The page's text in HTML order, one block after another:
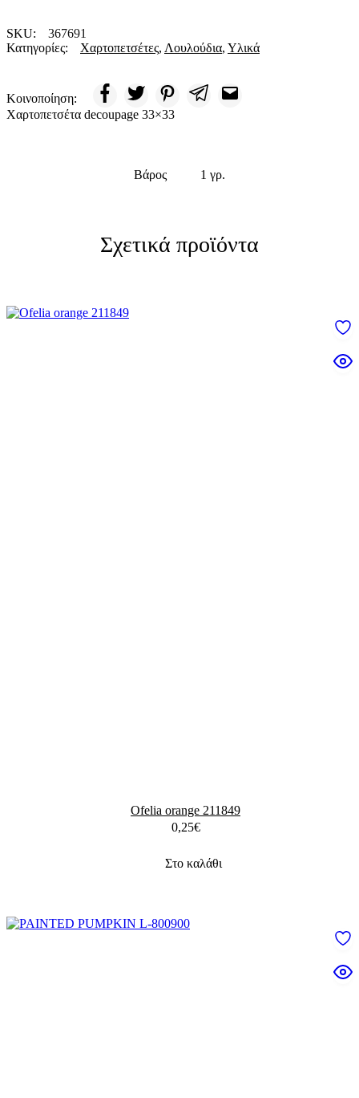
SKU:
367691
Κατηγορίες:
Χαρτοπετσέτες, Λουλούδια, Υλικά
Κοινοποίηση:
Χαρτοπετσέτα decoupage 33×33
Βάρος 1 γρ.
Σχετικά προϊόντα
Ofelia orange 211849
0,25€
Στο καλάθι